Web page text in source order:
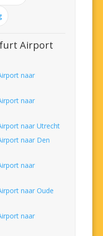
Airport
naar
naar
naar Utrecht
naar Den
naar
naar Oude
naar